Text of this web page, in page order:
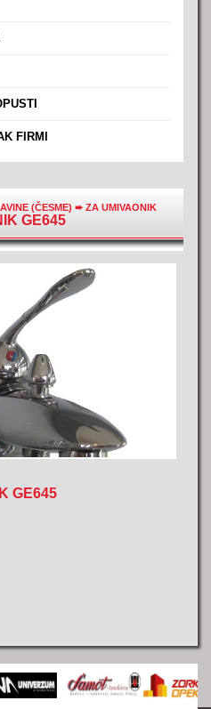
FIRMI
(ČESME) ➨ZA UMIVAONIK
GE645
GE645